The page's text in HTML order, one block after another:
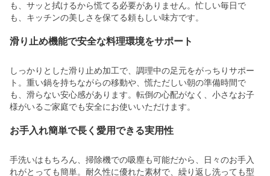
も、サッと拭けるから慌てる必要がありません。忙しい毎日で
も、キッチンの美しさを保てる頼もしい味方です。
滑り止め機能で安全な料理環境をサポート
しっかりとした滑り止め加工で、調理中の足元をがっちりサポー
ト。重い鍋を持ちながらの移動や、慌ただしい朝の準備時間で
も、滑らない安心感があります。転倒の心配がなく、小さなお子
様がいるご家庭でも安全にお使いいただけます。
お手入れ簡単で長く愛用できる実用性
手洗いはもちろん、掃除機での吸塵も可能だから、日々のお手入
れがとっても簡単。耐久性に優れた素材で、繰り返し洗っても型